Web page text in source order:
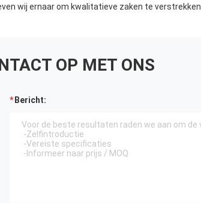
wij ernaar om kwalitatieve zaken te verstrekken.
OP MET ONS
Bericht: